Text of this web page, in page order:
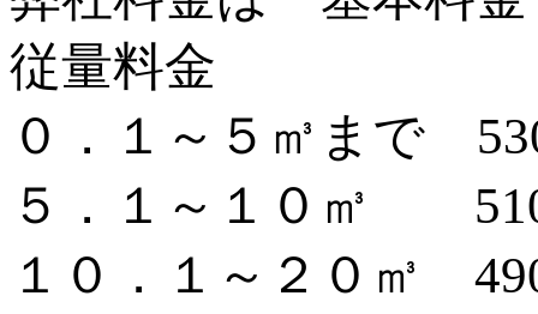
従量料金
０．１～５㎥まで
５．１～１０㎥
１０．１～２０㎥